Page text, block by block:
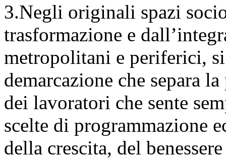
3.Negli originali spazi
trasformazione e
metropolitani e periferici,
demarcazione che separa
dei lavoratori che sente
scelte di programmazione
della crescita, del